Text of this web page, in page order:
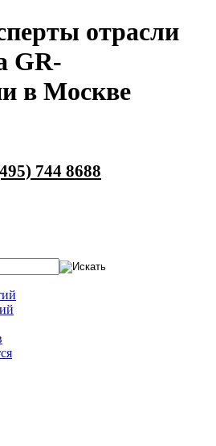
отрасли
GR-
в Москве
744 8688